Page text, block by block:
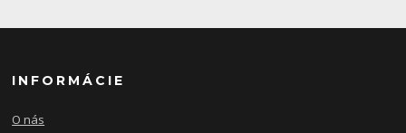
INFORMÁCIE
O nás